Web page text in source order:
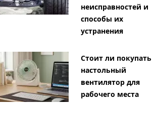
неисправностей и
способы их
устранения
Стоит ли покупать
настольный
вентилятор для
рабочего места